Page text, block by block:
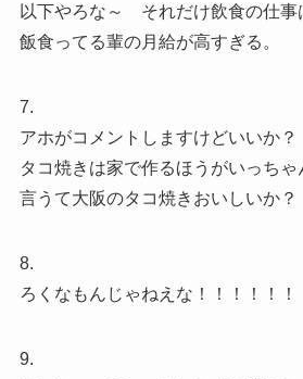
以下やろな～ それだけ飲食の仕
飯食ってる輩の月給が高すぎる。
7.
アホがコメントしますけどいいか？
タコ焼きは家で作るほうがいっちゃ
言うて大阪のタコ焼きおいしいか？
8.
ろくなもんじゃねえな！！！！！！
9.